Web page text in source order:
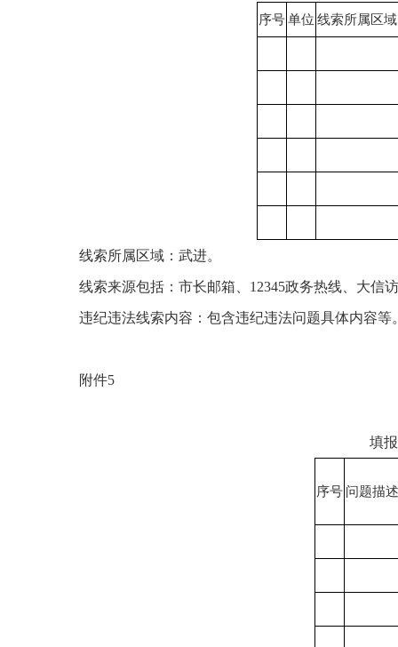
序号单位 线索所属区域
线索所属区域：武进。
线索来源包括：市长邮箱、 12345政务热线、大信
违纪违法线索内容：包含违纪违法问题具体内容等
附件5
填
序号 问题描述